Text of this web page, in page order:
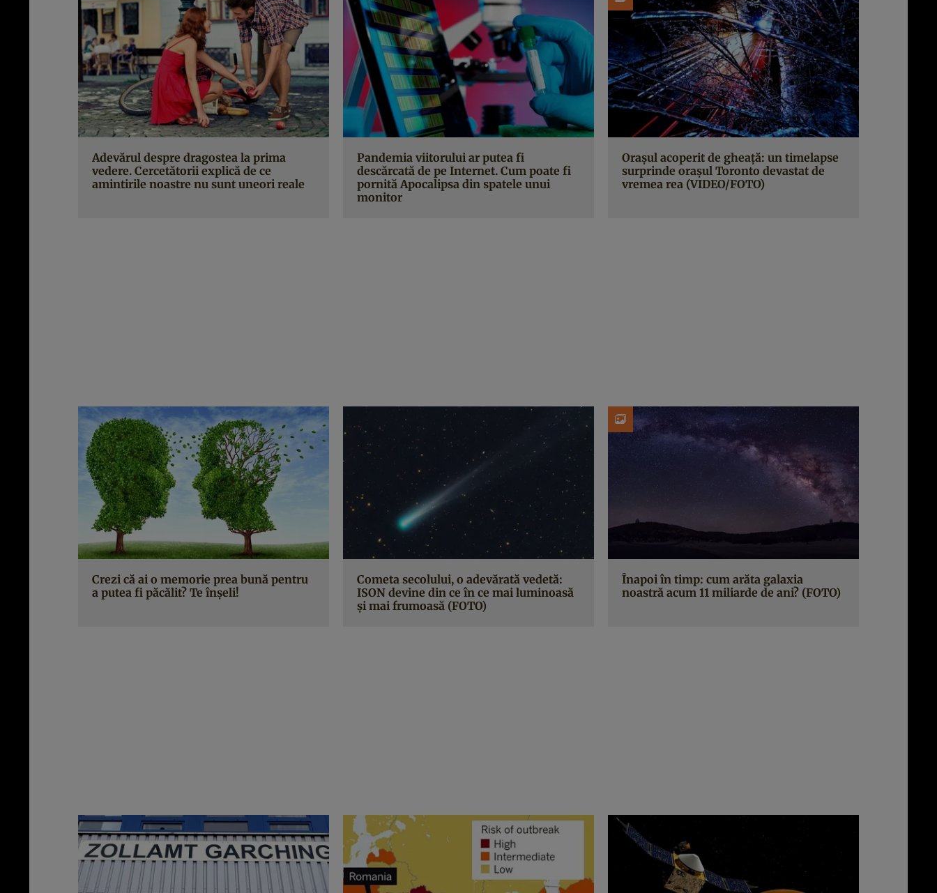
Adevărul despre dragostea la prima
vedere. Cercetătorii explică de ce
amintirile noastre nu sunt uneori reale
Pandemia viitorului ar putea fi
descărcată de pe Internet. Cum poate fi
pornită Apocalipsa din spatele unui
monitor
Oraşul acoperit de gheaţă: un timelapse
surprinde oraşul Toronto devastat de
vremea rea (VIDEO/FOTO)
Crezi că ai o memorie prea bună pentru
a putea fi păcălit? Te înşeli!
Cometa secolului, o adevărată vedetă:
ISON devine din ce în ce mai luminoasă
şi mai frumoasă (FOTO)
Înapoi în timp: cum arăta galaxia
noastră acum 11 miliarde de ani? (FOTO)